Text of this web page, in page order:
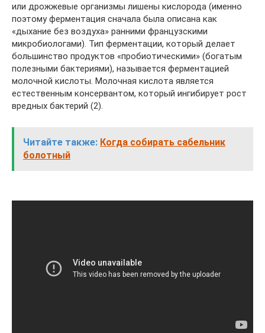
или дрожжевые организмы лишены кислорода (именно
поэтому ферментация сначала была описана как
«дыхание без воздуха» ранними французскими
микробиологами). Тип ферментации, который делает
большинство продуктов «пробиотическими» (богатым
полезными бактериями), называется ферментацией
молочной кислоты. Молочная кислота является
естественным консервантом, который ингибирует рост
вредных бактерий (2).
Читайте также: Когда собирать сабельник
болотный